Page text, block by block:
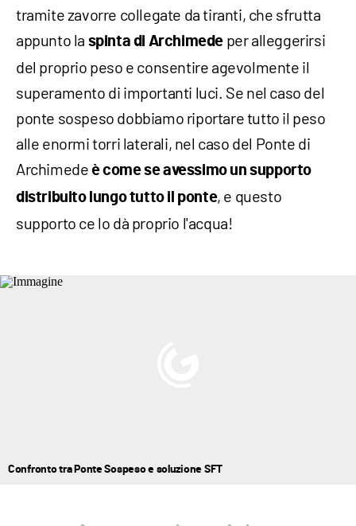
tramite zavorre collegate da tiranti, che sfrutta
appunto la spinta di Archimede per alleggerirsi
del proprio peso e consentire agevolmente il
superamento di importanti luci. Se nel caso del
ponte sospeso dobbiamo riportare tutto il peso
alle enormi torri laterali, nel caso del Ponte di
Archimede è come se avessimo un supporto
distribuito lungo tutto il ponte, e questo
supporto ce lo dà proprio l'acqua!
Confronto tra Ponte Sospeso e soluzione SFT